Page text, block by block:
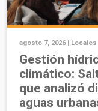
agosto 7, 2026 | Locales
Gestión
climático:
que analizó
aguas